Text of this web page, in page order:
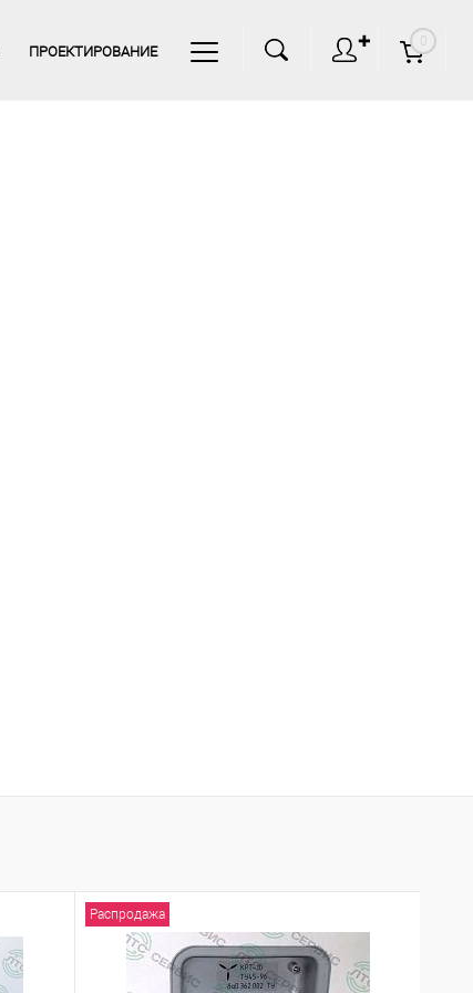
ПРОЕКТИРОВАНИЕ
✚ 0
Распродажа